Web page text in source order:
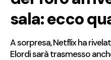
sala: ecco
A sorpresa, Netflix ha
Elordi sarà trasmesso